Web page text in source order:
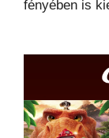
fényében is